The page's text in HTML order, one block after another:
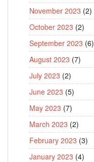
November 2023 (2)
October 2023 (2)
September 2023 (6)
August 2023 (7)
July 2023 (2)
June 2023 (5)
May 2023 (7)
March 2023 (2)
February 2023 (3)
January 2023 (4)